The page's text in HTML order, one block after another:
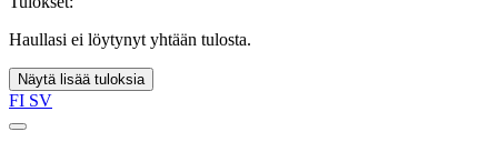
Haullasi ei löytynyt yhtään tulosta.
Näytä lisää tuloksia
FI SV